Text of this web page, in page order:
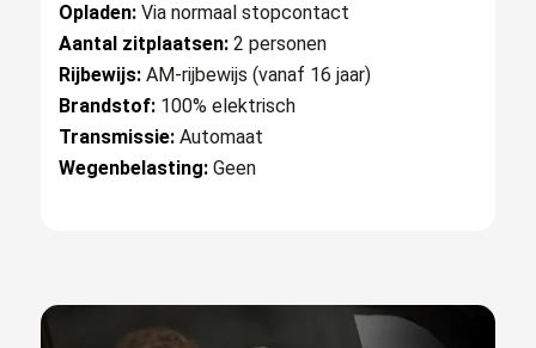
Opladen: Via normaal stopcontact
Aantal zitplaatsen: 2 personen
Rijbewijs: AM-rijbewijs (vanaf 16 jaar)
Brandstof: 100% elektrisch
Transmissie: Automaat
Wegenbelasting: Geen